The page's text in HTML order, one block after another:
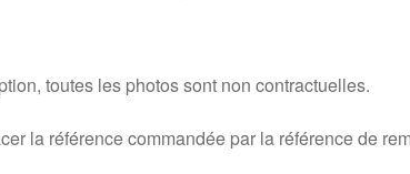
toutes les photos sont non contractuelles.
la référence commandée par la référence de